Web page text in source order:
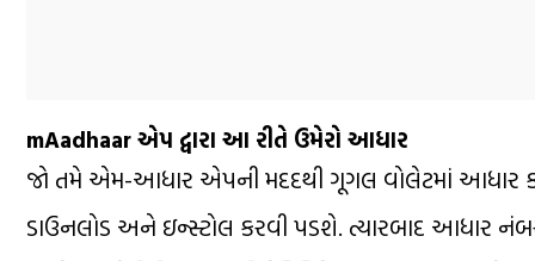
mAadhaar એપ દ્વારા આ રીતે ઉમેરો આધાર
જો તમે એમ-આધાર એપની મદદથી ગૂગલ વોલેટમાં આધાર
ડાઉનલોડ અને ઇન્સ્ટોલ કરવી પડશે. ત્યારબાદ આધાર